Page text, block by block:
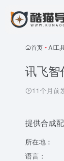
首页 • AI工
讯飞智
11个月前
提供合成
所在地：
语言：